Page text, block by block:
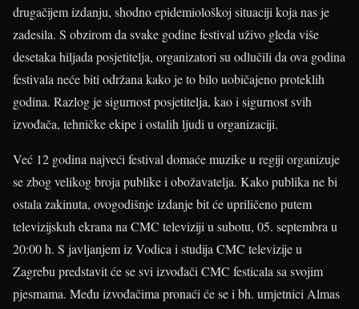
drugačijem izdanju, shodno epidemiološkoj situaciji koja nas je
zadesila. S obzirom da svake godine festival uživo gleda više
desetaka hiljada posjetitelja, organizatori su odlučili da ova godina
festivala neće biti održana kako je to bilo uobičajeno proteklih
godina. Razlog je sigurnost posjetitelja, kao i sigurnost svih
izvođača, tehničke ekipe i ostalih ljudi u organizaciji.
Već 12 godina najveći festival domaće muzike u regiji organizuje
se zbog velikog broja publike i obožavatelja. Kako publika ne bi
ostala zakinuta, ovogodišnje izdanje bit će upriličeno putem
televizijskuh ekrana na CMC televiziji u subotu, 05. septembra u
20:00 h. S javljanjem iz Vodica i studija CMC televizije u
Zagrebu predstavit će se svi izvođači CMC festicala sa svojim
pjesmama. Među izvođačima pronaći će se i bh. umjetnici Almas